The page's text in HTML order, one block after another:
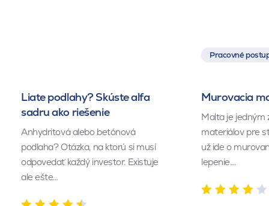
Liate podlahy? Skúste alfa
sadru ako riešenie
Anhydritová alebo betónová
podlaha? Otázka, na ktorú si musí
odpovedať každý investor. Existuje
ale ešte…
Pracovné
Murovacia
Malta je jedným
materiálov pre
už ide o
lepenie.…